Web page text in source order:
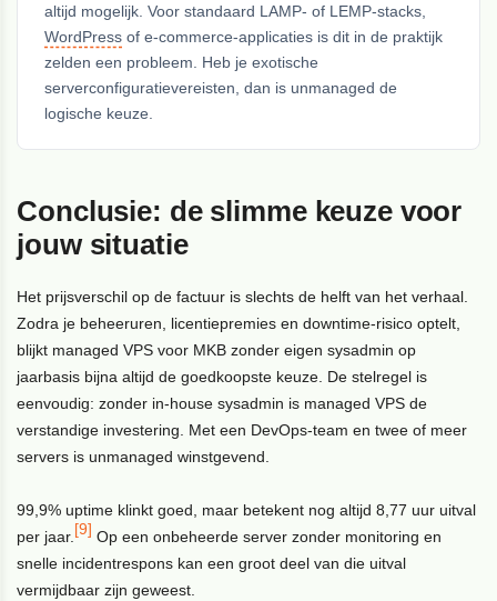
altijd mogelijk. Voor standaard LAMP- of LEMP-stacks,
WordPress of e-commerce-applicaties is dit in de praktijk
zelden een probleem. Heb je exotische
serverconfiguratievereisten, dan is unmanaged de
logische keuze.
Conclusie: de slimme keuze voor
jouw situatie
Het prijsverschil op de factuur is slechts de helft van het verhaal.
Zodra je beheeruren, licentiepremies en downtime-risico optelt,
blijkt managed VPS voor MKB zonder eigen sysadmin op
jaarbasis bijna altijd de goedkoopste keuze. De stelregel is
eenvoudig: zonder in-house sysadmin is managed VPS de
verstandige investering. Met een DevOps-team en twee of meer
servers is unmanaged winstgevend.
99,9% uptime klinkt goed, maar betekent nog altijd 8,77 uur uitval
per jaar.[9] Op een onbeheerde server zonder monitoring en
snelle incidentrespons kan een groot deel van die uitval
vermijdbaar zijn geweest.